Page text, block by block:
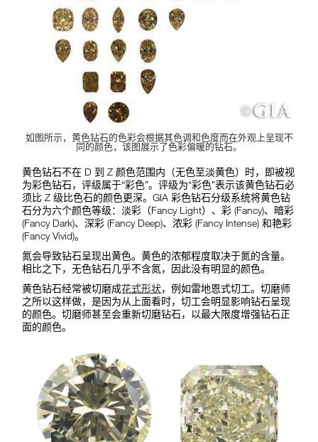
如图所示，黄色钻石的色彩会根据其色调和色度而在外观上呈现不
同的颜色，该图展示了色彩偏暖的钻石。
黄色钻石不在 D 到 Z 颜色范围内（无色至淡黄色）时，即被视
为彩色钻石，评级属于“彩色”。评级为“彩色”表示该黄色钻石必
须比 Z 级比色石的颜色更深。GIA 彩色钻石分级系统将黄色钻
石分为六个颜色等级：淡彩（Fancy Light）、彩 (Fancy)、暗彩
(Fancy Dark)、深彩 (Fancy Deep)、浓彩 (Fancy Intense) 和艳彩
(Fancy Vivid)。
氮会导致钻石呈现出黄色。黄色的浓郁程度取决于氮的含量。
相比之下，无色钻石几乎不含氮，因此没有明显的颜色。
黄色钻石经常被切磨成花式形状，例如雷地恩式切工。切磨师
之所以这样做，是因为从上面看时，切工会明显影响钻石呈现
的颜色。切磨师甚至会重新切磨钻石，以最大限度增强钻石正
面的颜色。